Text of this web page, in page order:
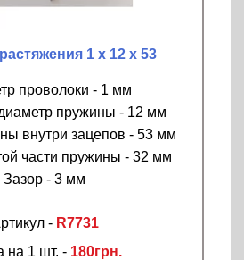
1 х 12 х 53
проволоки - 1 мм
пружины - 12 мм
внутри зацепов - 53 мм
части пружины - 32 мм
Зазор - 3 мм
- R7731
на 1 шт. - 180грн.